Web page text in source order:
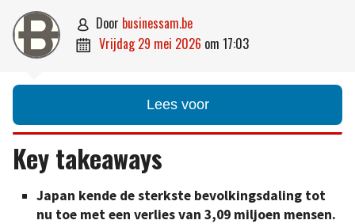
 door businessam.be
 vrijdag 29 mei 2026 om 17:03
Lees voor
Key takeaways
Japan kende de sterkste bevolkingsdaling tot
nu toe met een verlies van 3,09 miljoen mensen.